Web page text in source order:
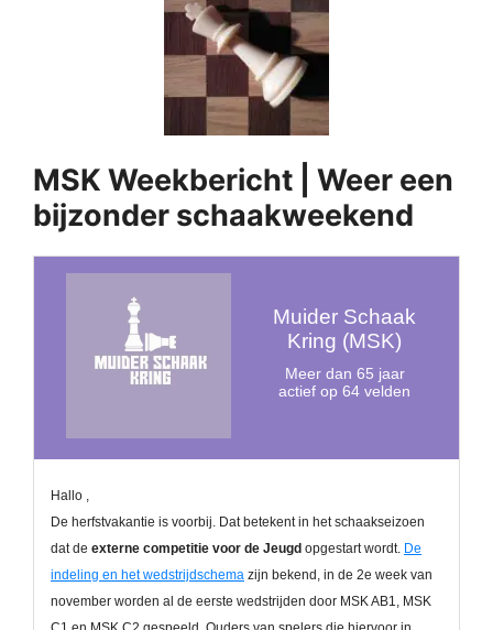
MSK Weekbericht | Weer een
bijzonder schaakweekend